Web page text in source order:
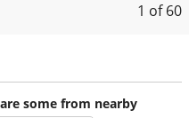
1 of 60
some from nearby